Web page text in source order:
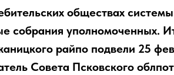
обществах
собрания уполномоченных.
райпо подвели 25
Совета Псковского